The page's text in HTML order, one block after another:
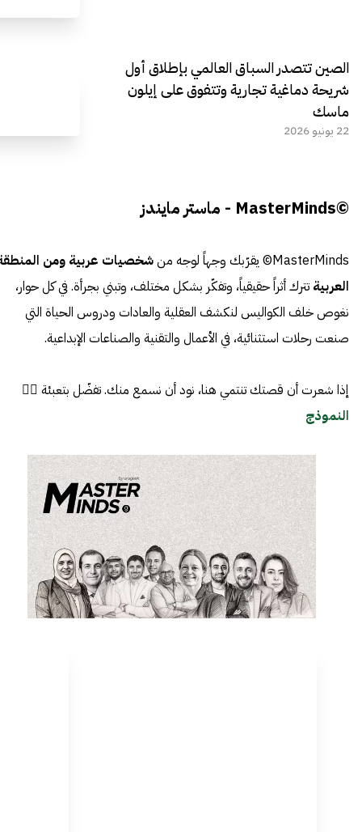
الصين تتصدر السباق العالمي بإطلاق أول
شريحة دماغية تجارية وتتفوق على إيلون
ماسك
22 يونيو 2026
©MasterMinds - ماستر مايندز
MasterMinds© يقرّبك وجهاً لوجه من
شخصيات عربية ومن
العربية تترك أثراً حقيقياً، وتفكّر بشكل مختلف، وتبني بجرأة. في كل حوار،
نغوص خلف الكواليس لنكشف العقلية والعادات ودروس الحياة التي
صنعت رحلات استثنائية، في الأعمال والتقنية والصناعات الإبداعية.
إذا شعرت أن قصتك تنتمي هنا، نود أن نسمع منك. تفضّل بتعبئة 👈🏼
النموذج